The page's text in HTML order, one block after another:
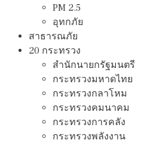
PM 2.5
อุทกภัย
สาธารณภัย
20 กระทรวง
สํานักนายกรัฐมนตรี
กระทรวงมหาดไทย
กระทรวงกลาโหม
กระทรวงคมนาคม
กระทรวงการคลัง
กระทรวงพลังงาน